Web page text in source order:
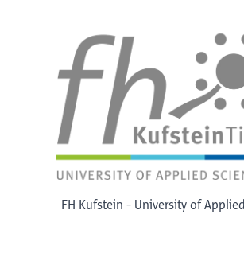
FH Kufstein - University of